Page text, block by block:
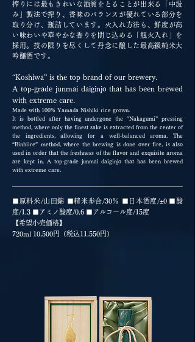
搾りには最もきれいな酒質をとることが出来る「中汲
み」製法で搾り、香味のバランスが優れている部分を
取り分け、瓶詰しています。火入れ方法も、鮮度が高
い味わいや華やかな香りを閉じ込める「瓶火入れ」を
採用。技の限りを尽くして丹念に醸した最高級純米大
吟醸酒です。
“Koshiwa” is the top brand of our brewery.
A top-grade junmai daiginjo that has been brewed
with extreme care.
Made with 100% Yamada Nishiki rice grown.
It is bottled after having undergone the “Nakagumi” pressing
method, where only the finest sake is extracted from the center of
the ingredients, allowing for a well-balanced aroma. The
“Binhiire” method, where the brewing is done over fire, is also
used in order that the freshness of the flavor and exquisite aroma
are kept in. A top-grade junmai daiginjo that has been brewed
with extreme care.
■原料米/山田錦 ■精米歩合/30％ ■日本酒度/±0 ■酸
度/1.3 ■アミノ酸度/0.6 ■アルコール度/15度
【希望小売価格】
720ml 10,500円（税込11,550円）